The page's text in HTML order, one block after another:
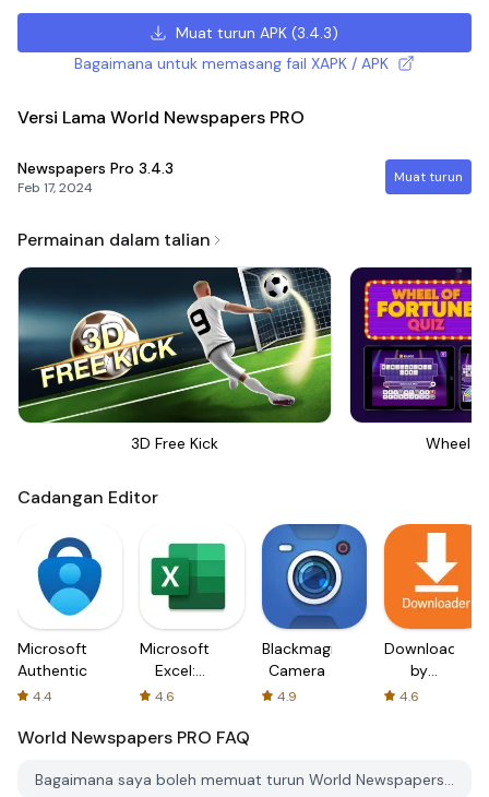
Muat turun APK (3.4.3)
Bagaimana untuk memasang fail XAPK / APK
Versi Lama World Newspapers PRO
Newspapers Pro 3.4.3
Feb 17, 2024
Muat turun
Permainan dalam talian
3D Free Kick Wheel
Cadangan Editor
Microsoft
Authenticator
4.4
Microsoft
Excel:
Spreadsheets
4.6
Blackmagic
Camera
4.9
Downloader
by
AFTVnews
4.6
World Newspapers PRO FAQ
Bagaimana saya boleh memuat turun World Newspapers PRO dari PGYER APK HUB?